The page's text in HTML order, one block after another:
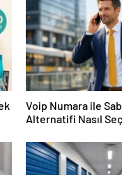
Voip Numara ile
Alternatifi Nasıl